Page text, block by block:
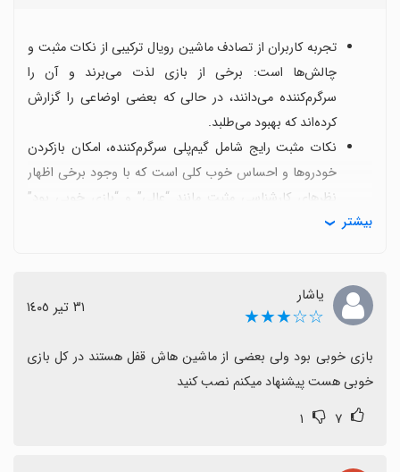
تجربه کاربران از تصادف ماشین رویال ترکیبی از نکات مثبت و
چالش‌ها است: برخی از بازی لذت می‌برند و آن را
سرگرم‌کننده می‌دانند، در حالی که بعضی اوضاعی را گزارش
کرده‌اند که بهبود می‌طلبد.
نکات مثبت رایج شامل گیم‌پلی سرگرم‌کننده، امکان بازکردن
خودروها و احساس خوب کلی است که با وجود برخی اظهار
نظرهای کارشناسی مثبت مانند “عالی” و “بازی خوبی بود”
همراه است.
همچنین چند خودرو هنوز قفل‌اند.
فرصت‌های بهبود عبارت‌اند از افزودن خودروهای بیشتر و
ارتقای گرافیک و بهینه‌سازی مصرف دیتا تا تجربه ای روان‌تر
فراهم شود.
نتیجه‌گیری
بیشتر
یاشار
☆☆★★★ ٣١ تیر ١٤٠٥
خوبی هست پیشنهاد میکنم نصب کنید
۷ ۱